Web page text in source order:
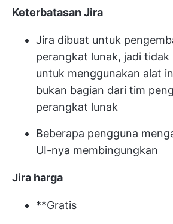
Keterbatasan Jira
Jira dibuat untuk
perangkat lunak, jadi tidak
untuk menggunakan alat
bukan bagian dari tim
perangkat lunak
Beberapa pengguna
UI-nya membingungkan
Jira harga
**Gratis